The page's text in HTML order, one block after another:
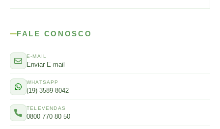
FALE CONOSCO
E-MAIL
Enviar E-mail
WHATSAPP
(19) 3589-8042
TELEVENDAS
0800 770 80 50